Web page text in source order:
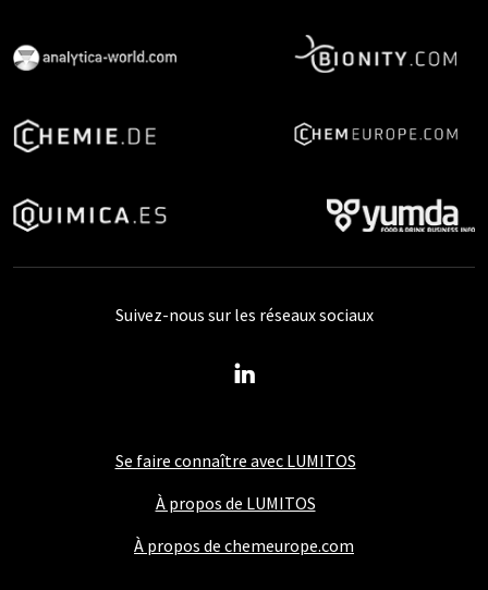
Se faire connaître avec LUMITOS
À propos de LUMITOS
À propos de chemeurope.com
Suivez-nous sur les réseaux sociaux